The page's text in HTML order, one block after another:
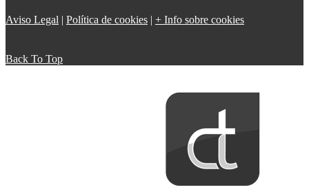
Aviso Legal | Política de cookies | + Info sobre cookies
Back To Top